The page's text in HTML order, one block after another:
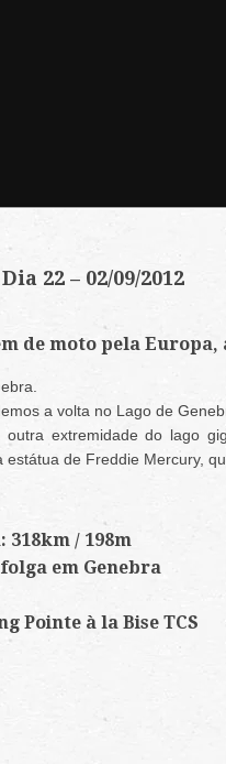
22 – 02/09/2012
de moto pela Europa,
a volta no Lago de
outra extremidade do lago
estátua de Freddie Mercury,
/ 198m
em Genebra
Pointe à la Bise TCS